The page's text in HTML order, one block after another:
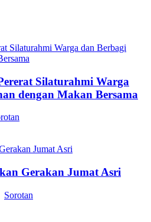
Silaturahmi Warga
dengan Makan Bersama
Gerakan Jumat Asri
Sorotan